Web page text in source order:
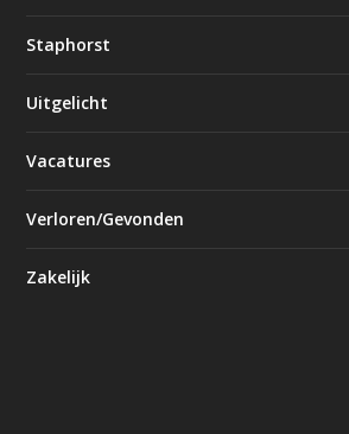
Staphorst
Uitgelicht
Vacatures
Verloren/Gevonden
Zakelijk